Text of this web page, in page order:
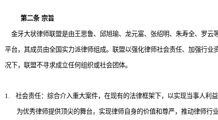
第二条 宗旨
金牙大状律师联盟是由王思鲁、邱旭瑜、龙元富、张绍明、朱寿全、罗云
平台，其成员由全国实力派律师组成。联盟以强化律师社会责任、加强行业
况下，联盟不寻求成立任何组织或社会团体。
1. 社会责任：综合介入重大案件，在现有的法律框架下，以实现当事人利
为优秀律师提供顶尖的舞台，实现律师自身的价值和尊严，推动律师行